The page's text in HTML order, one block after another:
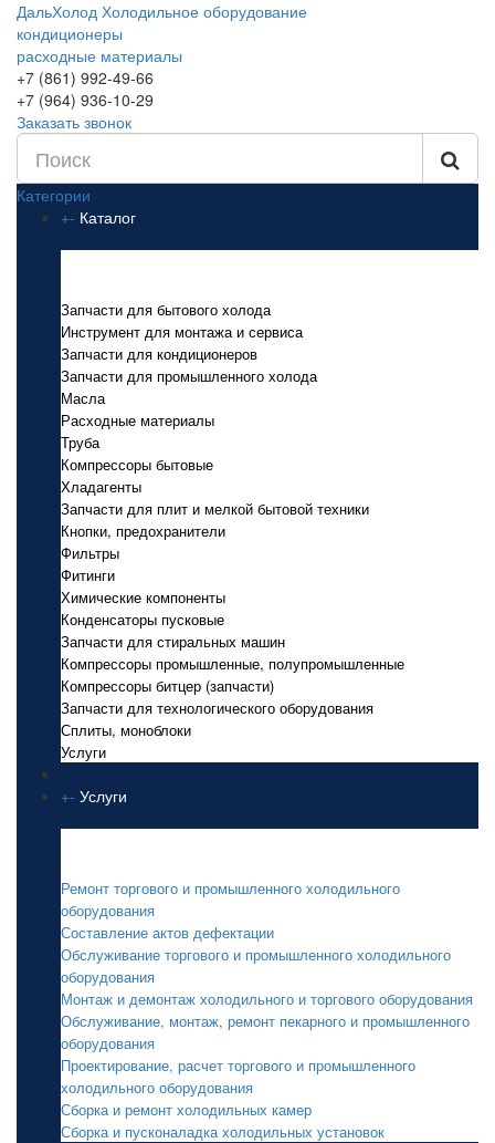
ДальХолод Холодильное оборудование
кондиционеры
расходные материалы
+7 (861) 992-49-66
+7 (964) 936-10-29
Заказать звонок
Категории
+- Каталог
Запчасти для бытового холода
Инструмент для монтажа и сервиса
Запчасти для кондиционеров
Запчасти для промышленного холода
Масла
Расходные материалы
Труба
Компрессоры бытовые
Хладагенты
Запчасти для плит и мелкой бытовой техники
Кнопки, предохранители
Фильтры
Фитинги
Химические компоненты
Конденсаторы пусковые
Запчасти для стиральных машин
Компрессоры промышленные, полупромышленные
Компрессоры битцер (запчасти)
Запчасти для технологического оборудования
Сплиты, моноблоки
Услуги
+- Услуги
Ремонт торгового и промышленного холодильного
оборудования
Составление актов дефектации
Обслуживание торгового и промышленного холодильного
оборудования
Монтаж и демонтаж холодильного и торгового оборудования
Обслуживание, монтаж, ремонт пекарного и промышленного
оборудования
Проектирование, расчет торгового и промышленного
холодильного оборудования
Сборка и ремонт холодильных камер
Сборка и пусконаладка холодильных установок